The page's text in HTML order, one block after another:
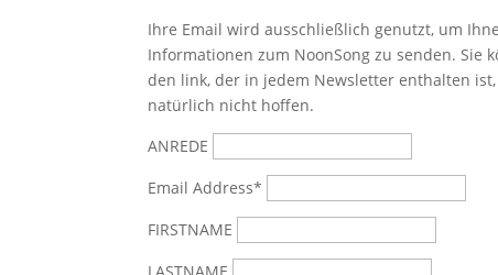
Ihre Email wird ausschließlich genutzt, um
Informationen zum NoonSong zu senden. Sie
den link, der in jedem Newsletter enthalten
natürlich nicht hoffen.
ANREDE
Email Address*
FIRSTNAME
LASTNAME